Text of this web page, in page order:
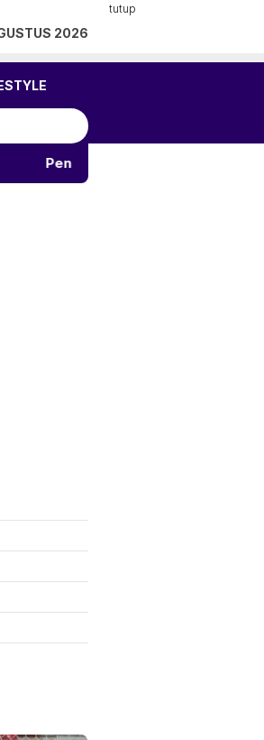
tutup
2026
BMA Sulteng 2026-2031 Dilantik,